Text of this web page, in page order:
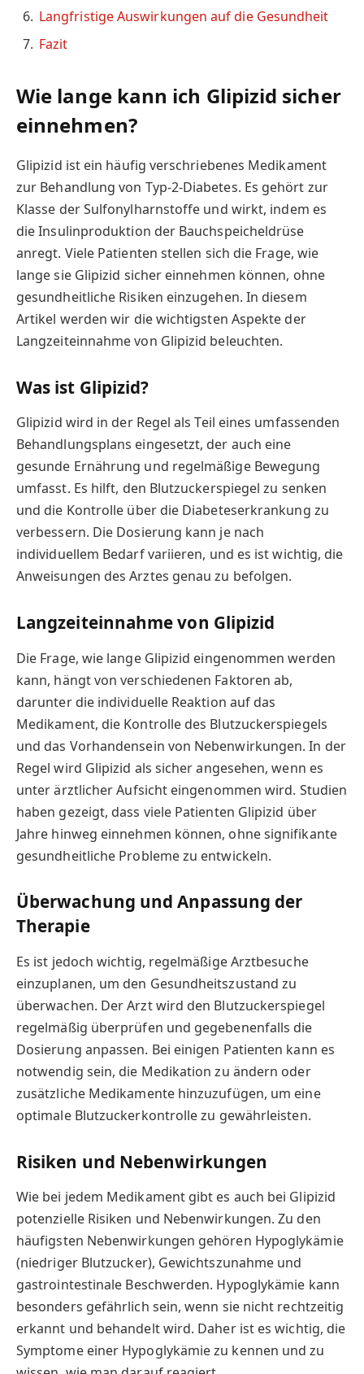
Langfristige Auswirkungen auf die Gesundheit
Fazit
Wie lange kann ich Glipizid sicher
einnehmen?
Glipizid ist ein häufig verschriebenes Medikament
zur Behandlung von Typ-2-Diabetes. Es gehört zur
Klasse der Sulfonylharnstoffe und wirkt, indem es
die Insulinproduktion der Bauchspeicheldrüse
anregt. Viele Patienten stellen sich die Frage, wie
lange sie Glipizid sicher einnehmen können, ohne
gesundheitliche Risiken einzugehen. In diesem
Artikel werden wir die wichtigsten Aspekte der
Langzeiteinnahme von Glipizid beleuchten.
Was ist Glipizid?
Glipizid wird in der Regel als Teil eines umfassenden
Behandlungsplans eingesetzt, der auch eine
gesunde Ernährung und regelmäßige Bewegung
umfasst. Es hilft, den Blutzuckerspiegel zu senken
und die Kontrolle über die Diabeteserkrankung zu
verbessern. Die Dosierung kann je nach
individuellem Bedarf variieren, und es ist wichtig, die
Anweisungen des Arztes genau zu befolgen.
Langzeiteinnahme von Glipizid
Die Frage, wie lange Glipizid eingenommen werden
kann, hängt von verschiedenen Faktoren ab,
darunter die individuelle Reaktion auf das
Medikament, die Kontrolle des Blutzuckerspiegels
und das Vorhandensein von Nebenwirkungen. In der
Regel wird Glipizid als sicher angesehen, wenn es
unter ärztlicher Aufsicht eingenommen wird. Studien
haben gezeigt, dass viele Patienten Glipizid über
Jahre hinweg einnehmen können, ohne signifikante
gesundheitliche Probleme zu entwickeln.
Überwachung und Anpassung der
Therapie
Es ist jedoch wichtig, regelmäßige Arztbesuche
einzuplanen, um den Gesundheitszustand zu
überwachen. Der Arzt wird den Blutzuckerspiegel
regelmäßig überprüfen und gegebenenfalls die
Dosierung anpassen. Bei einigen Patienten kann es
notwendig sein, die Medikation zu ändern oder
zusätzliche Medikamente hinzuzufügen, um eine
optimale Blutzuckerkontrolle zu gewährleisten.
Risiken und Nebenwirkungen
Wie bei jedem Medikament gibt es auch bei Glipizid
potenzielle Risiken und Nebenwirkungen. Zu den
häufigsten Nebenwirkungen gehören Hypoglykämie
(niedriger Blutzucker), Gewichtszunahme und
gastrointestinale Beschwerden. Hypoglykämie kann
besonders gefährlich sein, wenn sie nicht rechtzeitig
erkannt und behandelt wird. Daher ist es wichtig, die
Symptome einer Hypoglykämie zu kennen und zu